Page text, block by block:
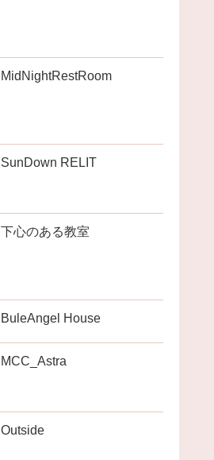
MidNightRestRoom
SunDown RELIT
下心のある教室
BuleAngel House
MCC_Astra
Outside